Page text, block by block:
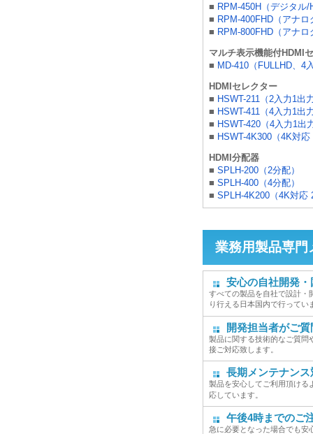
■ RPM-450H（デジタル/
■ RPM-400FHD（アナ
■ RPM-800FHD（アナ
マルチ表示機能付HDMI
■ MD-410（FULLHD、4
HDMIセレクター
■ HSWT-211（2入力1出
■ HSWT-411（4入力1出
■ HSWT-420（4入力1出
■ HSWT-4K300（4K対
HDMI分配器
■ SPLH-200（2分配）
■ SPLH-400（4分配）
■ SPLH-4K200（4K対応
業務用製品専門
安心の自社開発・
すべての製品を自社で設計・
り行える日本国内で行ってい
開発担当者がご
製品に関する技術的なご質問
接ご対応致します。
長期メンテナンス
製品を安心してご利用頂ける
応しています。
午後4時までのご
急に必要となった場合でも安